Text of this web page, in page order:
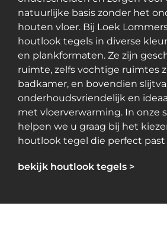
natuurlijke basis zonder het
houten vloer. Bij Loek
houtlook tegels in diverse
en plankformaten. Ze zijn
ruimte, zelfs vochtige ruimtes
badkamer, en bovendien
onderhoudsvriendelijk en
met vloerverwarming. In onze
helpen we u graag bij het
houtlook tegel die perfect
bekijk houtlook tegels >